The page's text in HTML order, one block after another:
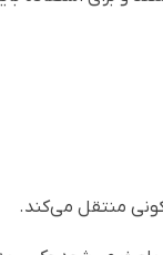
منتقل می‌کند.